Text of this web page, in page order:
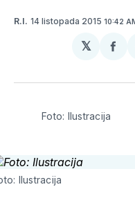
R.I. 14 listopada 2015 10:42
𝕏
Foto: Ilustracija
Ilustracija